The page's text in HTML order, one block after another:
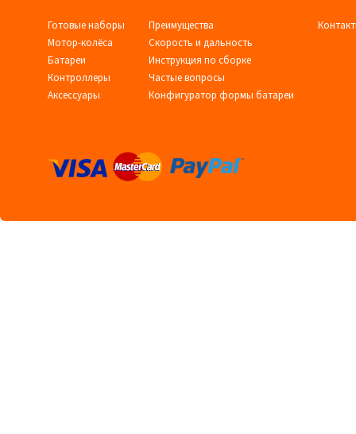
Готовые наборы
Мотор-колёса
Батареи
Контроллеры
Аксессуары
Преимущества
Скорость и дальность
Инструкция по сборке
Частые вопросы
Конфигуратор формы батареи